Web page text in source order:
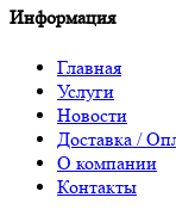
Информация
Главная
Услуги
Новости
Доставка /
О компании
Контакты